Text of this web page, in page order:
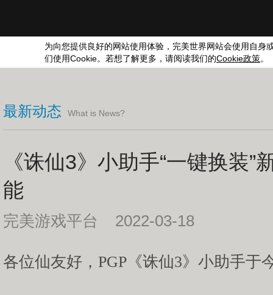
为向您提供良好的网站使用体验，完美世界网站会使用自身
们使用Cookie。若想了解更多，请阅读我们的Cookie政策。
最新动态 What is News?
《诛仙3》小助手“一键换装”
能
完美游戏平台 2022-03-18
各位仙友好，PGP《诛仙3》小助手于